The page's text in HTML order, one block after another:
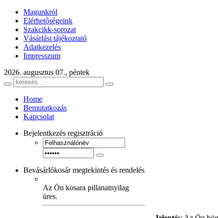
Magunkról
Elérhetőségeink
Szakcikk-sorozat
Vásárlási tájékoztató
Adatkezelés
Impresszum
2026. augusztus 07., péntek
Home
Bemutatkozás
Kapcsolat
Bejelentkezés regisztráció
Bevásárlókosár megtekintés és rendelés
Az Ön kosara pillanatnyilag
üres.